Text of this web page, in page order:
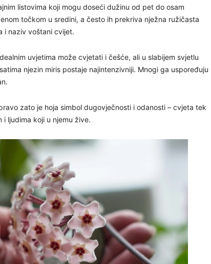
listovima koji mogu doseći dužinu od pet do osam
točkom u sredini, a često ih prekriva nježna ružičasta
i naziv voštani cvijet.
uvjetima može cvjetati i češće, ali u slabijem svjetlu
njezin miris postaje najintenzivniji. Mnogi ga uspoređuju
zato je hoja simbol dugovječnosti i odanosti – cvjeta tek
ljudima koji u njemu žive.